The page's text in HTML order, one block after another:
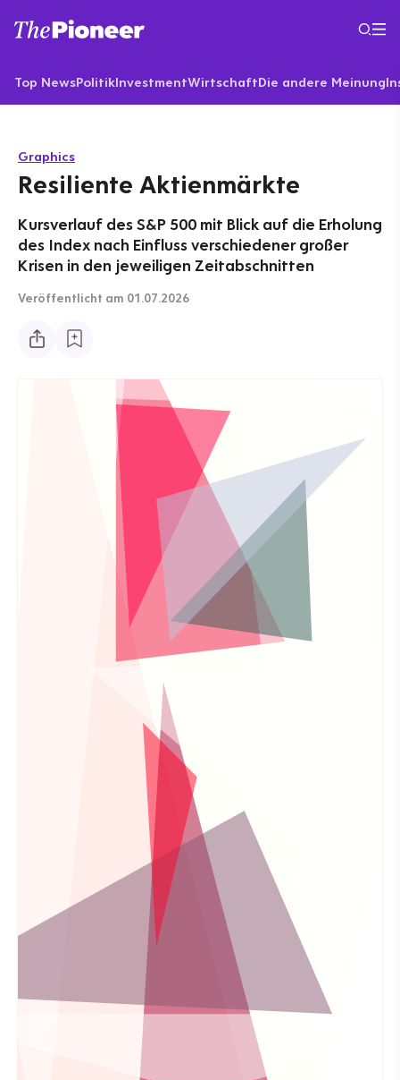
Top NewsPolitikInvestmentWirtschaftDie andere Meinung
Graphics
Resiliente Aktienmärkte
Kursverlauf des S&P 500 mit Blick auf die Erholung
des Index nach Einfluss verschiedener großer
Krisen in den jeweiligen Zeitabschnitten
Veröffentlicht am 01.07.2026